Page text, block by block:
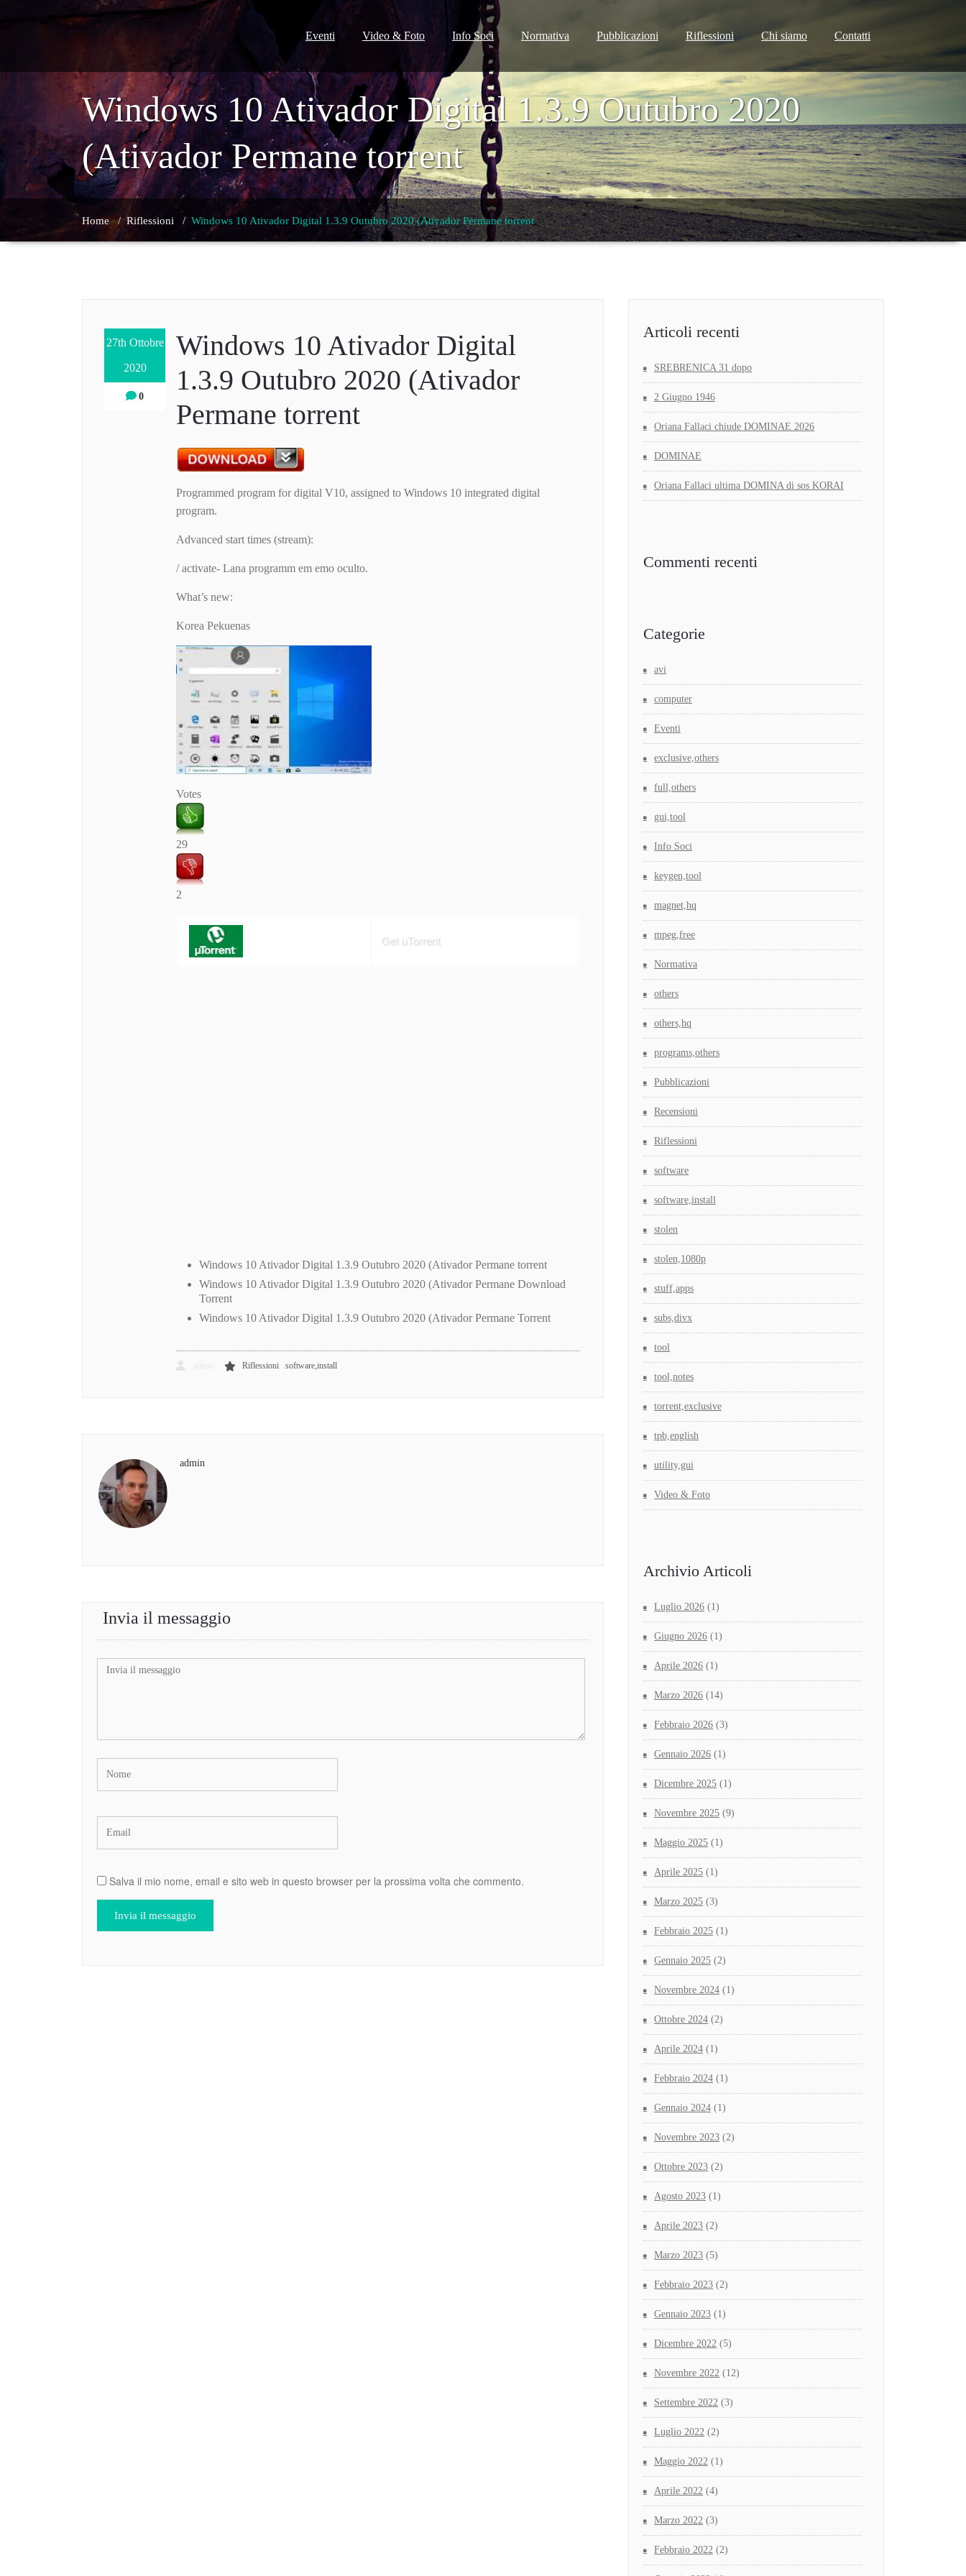
Eventi Video & Foto Info Soci Normativa Pubblicazioni Riflessioni Chi siamo Contatti
Windows 10 Ativador Digital 1.3.9 Outubro 2020
(Ativador Permane torrent
Home/Riflessioni / Windows 10 Ativador Digital 1.3.9 Outubro 2020 (Ativador Permane torrent
27th Ottobre
2020
0
Windows 10 Ativador Digital
1.3.9 Outubro 2020 (Ativador
Permane torrent
Programmed program for digital V10, assigned to Windows 10 integrated digital
program.
Advanced start times (stream):
/ activate- Lana programm em emo oculto.
What’s new:
Korea Pekuenas
Votes
29
2
Get uTorrent
Windows 10 Ativador Digital 1.3.9 Outubro 2020 (Ativador Permane torrent
Windows 10 Ativador Digital 1.3.9 Outubro 2020 (Ativador Permane Download
Torrent
Windows 10 Ativador Digital 1.3.9 Outubro 2020 (Ativador Permane Torrent
Riflessioni ,software,install
admin
Invia il messaggio
Salva il mio nome, email e sito web in questo browser per la prossima volta che commento.
Articoli recenti
SREBRENICA 31 dopo
2 Giugno 1946
Oriana Fallaci chiude DOMINAE 2026
DOMINAE
Oriana Fallaci ultima DOMINA di sos KORAI
Commenti recenti
Categorie
avi
computer
Eventi
exclusive,others
full,others
gui,tool
Info Soci
keygen,tool
magnet,hq
mpeg,free
Normativa
others
others,hq
programs,others
Pubblicazioni
Recensioni
Riflessioni
software
software,install
stolen
stolen,1080p
stuff,apps
subs,divx
tool
tool,notes
torrent,exclusive
tpb,english
utility,gui
Video & Foto
Archivio Articoli
Luglio 2026 (1)
Giugno 2026 (1)
Aprile 2026 (1)
Marzo 2026 (14)
Febbraio 2026 (3)
Gennaio 2026 (1)
Dicembre 2025 (1)
Novembre 2025 (9)
Maggio 2025 (1)
Aprile 2025 (1)
Marzo 2025 (3)
Febbraio 2025 (1)
Gennaio 2025 (2)
Novembre 2024 (1)
Ottobre 2024 (2)
Aprile 2024 (1)
Febbraio 2024 (1)
Gennaio 2024 (1)
Novembre 2023 (2)
Ottobre 2023 (2)
Agosto 2023 (1)
Aprile 2023 (2)
Marzo 2023 (5)
Febbraio 2023 (2)
Gennaio 2023 (1)
Dicembre 2022 (5)
Novembre 2022 (12)
Settembre 2022 (3)
Luglio 2022 (2)
Maggio 2022 (1)
Aprile 2022 (4)
Marzo 2022 (3)
Febbraio 2022 (2)